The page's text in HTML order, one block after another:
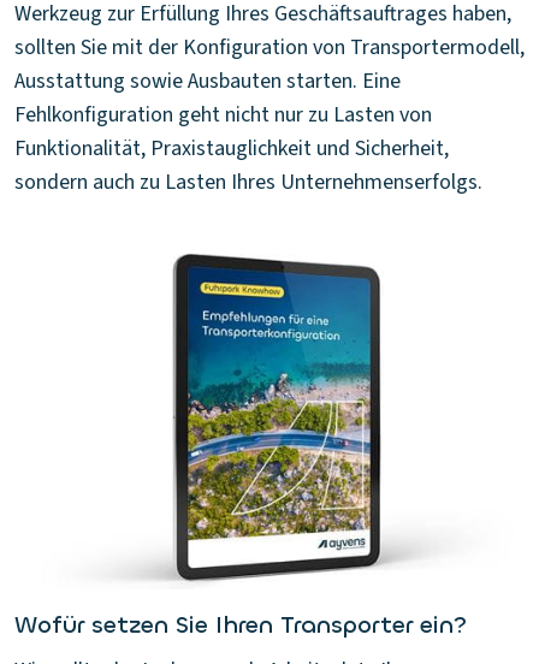
Werkzeug zur Erfüllung Ihres Geschäftsauftrages haben,
sollten Sie mit der Konfiguration von Transportermodell,
Ausstattung sowie Ausbauten starten. Eine
Fehlkonfiguration geht nicht nur zu Lasten von
Funktionalität, Praxistauglichkeit und Sicherheit,
sondern auch zu Lasten Ihres Unternehmenserfolgs.
Wofür setzen Sie Ihren Transporter ein?